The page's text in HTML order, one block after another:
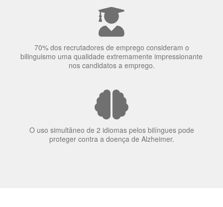
70% dos recrutadores de emprego consideram o
bilinguismo uma qualidade extremamente impressionante
O uso simultâneo de 2 idiomas pelos bilíngues pode
proteger contra a doença de Alzheimer.